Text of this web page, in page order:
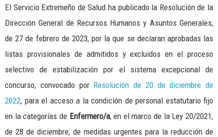
El Servicio Extremeño de Salud ha publicado la Resolución de la
Dirección General de Recursos Humanos y Asuntos Generales,
de 27 de febrero de 2023, por la que se declaran aprobadas las
listas provisionales de admitidos y excluidos en el proceso
selectivo de estabilización por el sistema excepcional de
concurso, convocado por Resolución de 20 de diciembre de
2022, para el acceso a la condición de personal estatutario fijo
en la categorías de Enfermero/a, en el marco de la Ley 20/2021,
de 28 de diciembre, de medidas urgentes para la reducción de